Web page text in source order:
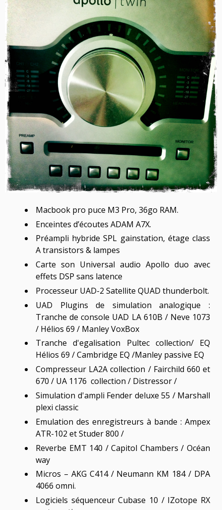
Macbook pro puce M3 Pro, 36go RAM.
Enceintes d’écoutes ADAM A7X.
Préampli hybride SPL gainstation, étage class
A transistors & lampes
Carte son Universal audio Apollo duo avec
effets DSP sans latence
Processeur UAD-2 Satellite QUAD thunderbolt.
UAD Plugins de simulation analogique :
Tranche de console UAD LA 610B / Neve 1073
/ Hélios 69 / Manley VoxBox
Tranche d'egalisation Pultec collection/ EQ
Hélios 69 / Cambridge EQ /Manley passive EQ
Compresseur LA2A collection / Fairchild 660 et
670 / UA 1176 collection / Distressor /
Simulation d'ampli Fender deluxe 55 / Marshall
plexi classic
Emulation des enregistreurs à bande : Ampex
ATR-102 et Studer 800 /
Reverbe EMT 140 / Capitol Chambers / Océan
way
Micros – AKG C414 / Neumann KM 184 / DPA
4066 omni.
Logiciels séquenceur Cubase 10 / IZotope RX